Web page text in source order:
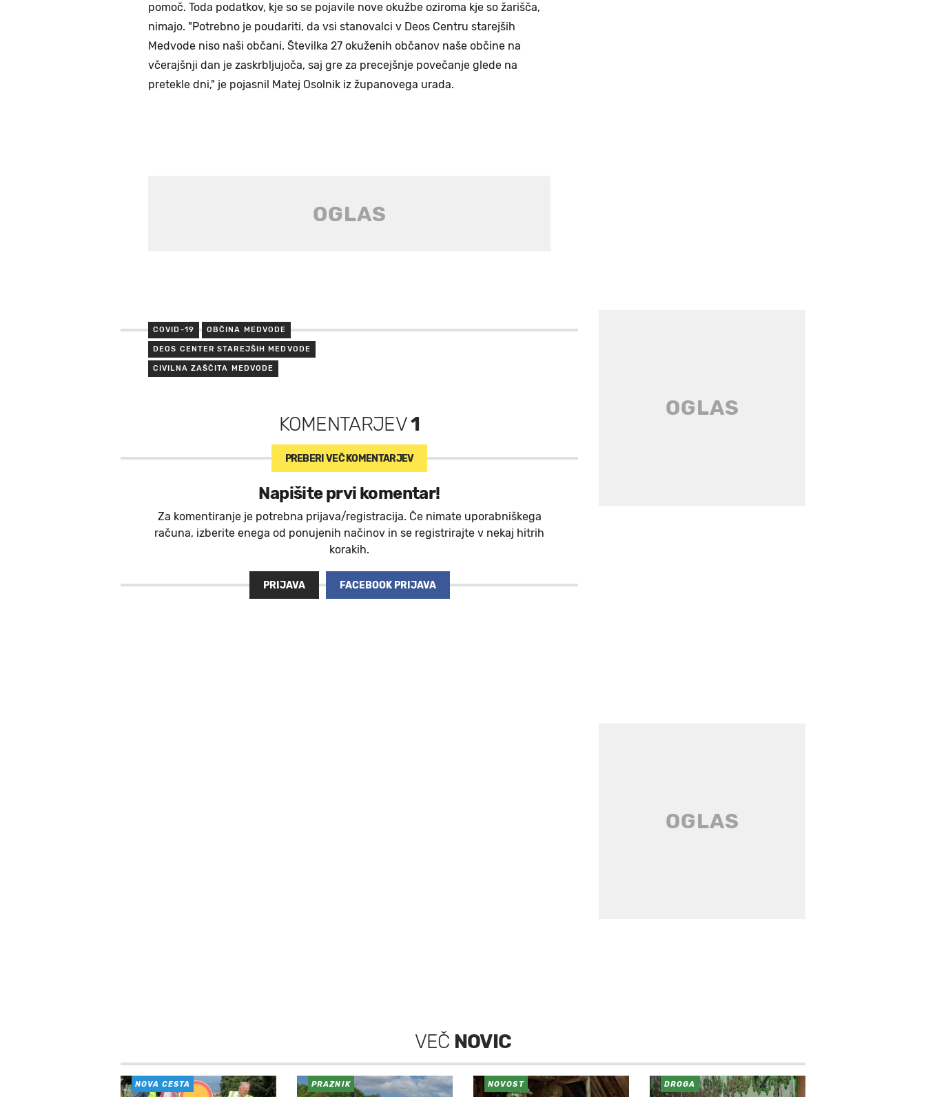
pomoč. Toda podatkov, kje so se pojavile nove okužbe oziroma kje so žarišča,
nimajo. "Potrebno je poudariti, da vsi stanovalci v Deos Centru starejših
Medvode niso naši občani. Številka 27 okuženih občanov naše občine na
včerajšnji dan je zaskrbljujoča, saj gre za precejšnje povečanje glede na
pretekle dni," je pojasnil Matej Osolnik iz županovega urada.
COVID-19 OBČINA MEDVODE
DEOS CENTER STAREJŠIH MEDVODE
CIVILNA ZAŠČITA MEDVODE
KOMENTARJEV1
PREBERI VEČ KOMENTARJEV
Napišite prvi komentar!
Za komentiranje je potrebna prijava/registracija. Če nimate uporabniškega
računa, izberite enega od ponujenih načinov in se registrirajte v nekaj hitrih
korakih.
PRIJAVA FACEBOOK PRIJAVA
VEČ NOVIC
NOVA CESTA PRAZNIK NOVOST DROGA